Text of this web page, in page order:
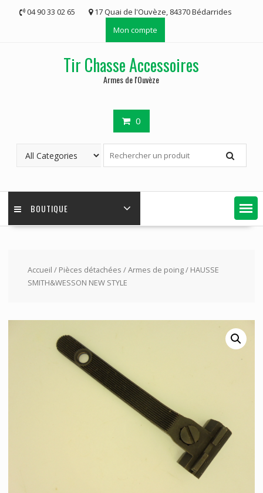
04 90 33 02 65
17 Quai de l'Ouvèze, 84370 Bédarrides
Mon compte
Tir Chasse Accessoires
Armes de l'Ouvèze
0
BOUTIQUE
Accueil / Pièces détachées /Armes de poing/ HAUSSE
SMITH&WESSON NEW STYLE